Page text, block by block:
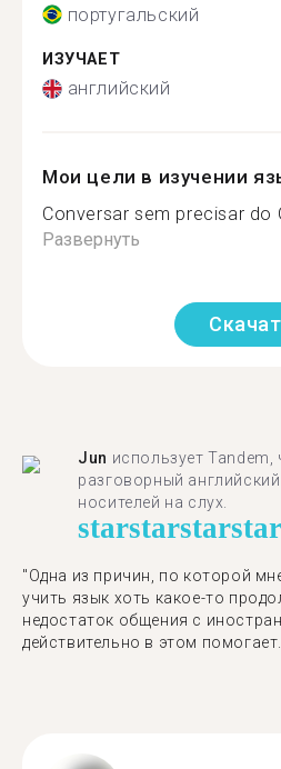
португальский
ИЗУЧАЕТ
английский
Мои цели в изучении
Conversar sem precisar do
Развернуть
Jun использует
разговорный
носителей на слух.
starstarstar
"Одна из причин, по которой
учить язык хоть какое-то
недостаток общения с
действительно в этом